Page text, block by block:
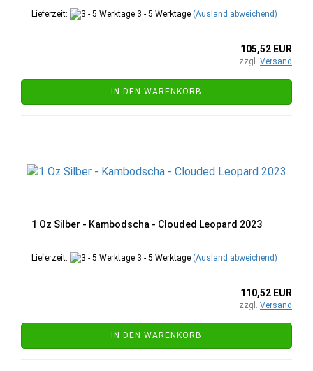
Lieferzeit: 3 - 5 Werktage (Ausland abweichend)
105,52 EUR
zzgl. Versand
IN DEN WARENKORB
1 Oz Silber - Kambodscha - Clouded Leopard 2023
Lieferzeit: 3 - 5 Werktage (Ausland abweichend)
110,52 EUR
zzgl. Versand
IN DEN WARENKORB